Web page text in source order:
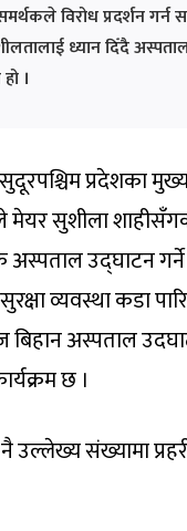
विरोध प्रदर्शन
ध्यान दिँदै अस्पताल
।
प्रदेशका
सुशीला
अस्पताल उद्घाटन गर्ने
व्यवस्था कडा
बिहान अस्पताल
छ ।
नै उल्लेख्य संख्यामा